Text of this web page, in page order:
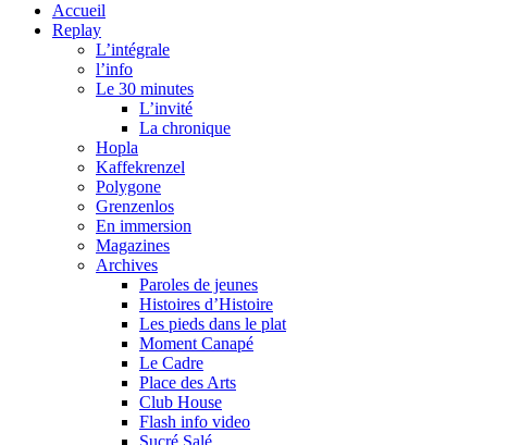
Accueil
Replay
L’intégrale
l’info
Le 30 minutes
L’invité
La chronique
Hopla
Kaffekrenzel
Polygone
Grenzenlos
En immersion
Magazines
Archives
Paroles de jeunes
Histoires d’Histoire
Les pieds dans le plat
Moment Canapé
Le Cadre
Place des Arts
Club House
Flash info video
Sucré Salé